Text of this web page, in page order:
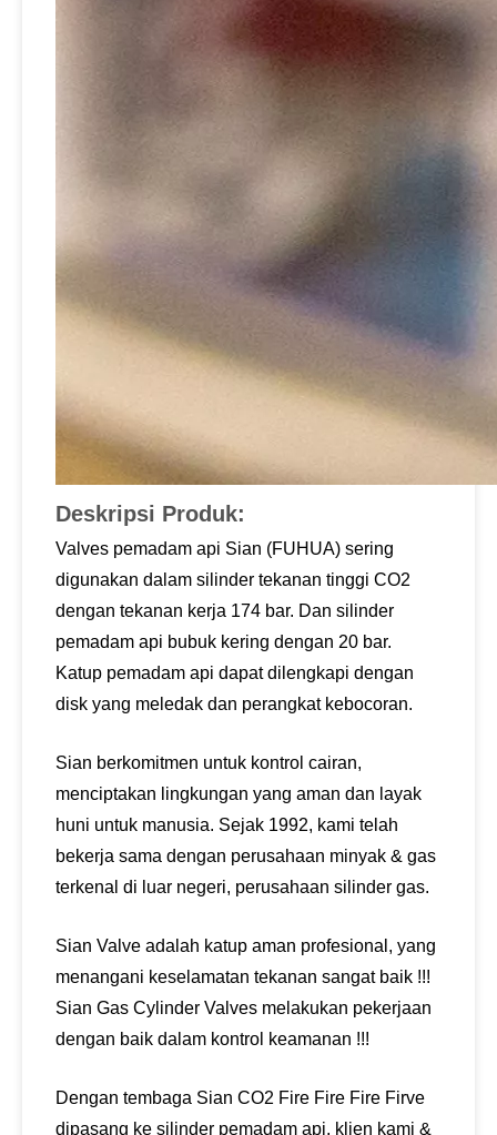
Deskripsi Produk:
Valves pemadam api Sian (FUHUA) sering
digunakan dalam silinder tekanan tinggi CO2
dengan tekanan kerja 174 bar. Dan silinder
pemadam api bubuk kering dengan 20 bar.
Katup pemadam api dapat dilengkapi dengan
disk yang meledak dan perangkat kebocoran.
Sian berkomitmen untuk kontrol cairan,
menciptakan lingkungan yang aman dan layak
huni untuk manusia. Sejak 1992, kami telah
bekerja sama dengan perusahaan minyak & gas
terkenal di luar negeri, perusahaan silinder gas.
Sian Valve adalah katup aman profesional, yang
menangani keselamatan tekanan sangat baik !!!
Sian Gas Cylinder Valves melakukan pekerjaan
dengan baik dalam kontrol keamanan !!!
Dengan tembaga Sian CO2 Fire Fire Fire Firve
dipasang ke silinder pemadam api, klien kami &